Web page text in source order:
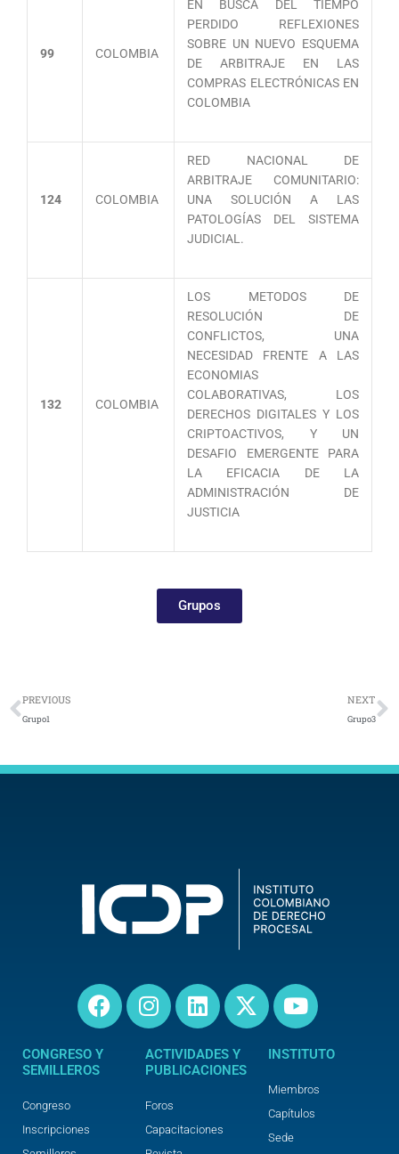
99 COLOMBIA
EN BUSCA DEL TIEMPO
PERDIDO REFLEXIONES
SOBRE UN NUEVO ESQUEMA
DE ARBITRAJE EN LAS
COMPRAS ELECTRÓNICAS EN
COLOMBIA
124 COLOMBIA
RED NACIONAL DE
ARBITRAJE COMUNITARIO:
UNA SOLUCIÓN A LAS
PATOLOGÍAS DEL SISTEMA
JUDICIAL.
132 COLOMBIA
LOS METODOS DE
RESOLUCIÓN DE
CONFLICTOS, UNA
NECESIDAD FRENTE A LAS
ECONOMIAS
COLABORATIVAS, LOS
DERECHOS DIGITALES Y LOS
CRIPTOACTIVOS, Y UN
DESAFIO EMERGENTE PARA
LA EFICACIA DE LA
ADMINISTRACIÓN DE
JUSTICIA
Grupos
Ant
PREVIOUS
Grupo1
NEXT
Grupo3
Facebook
Instagram
Linkedin
X-
twitter
Youtube
CONGRESO Y
SEMILLEROS
Congreso
Inscripciones
ACTIVIDADES Y
PUBLICACIONES
Foros
Capacitaciones
INSTITUTO
Miembros
Capítulos
Sede